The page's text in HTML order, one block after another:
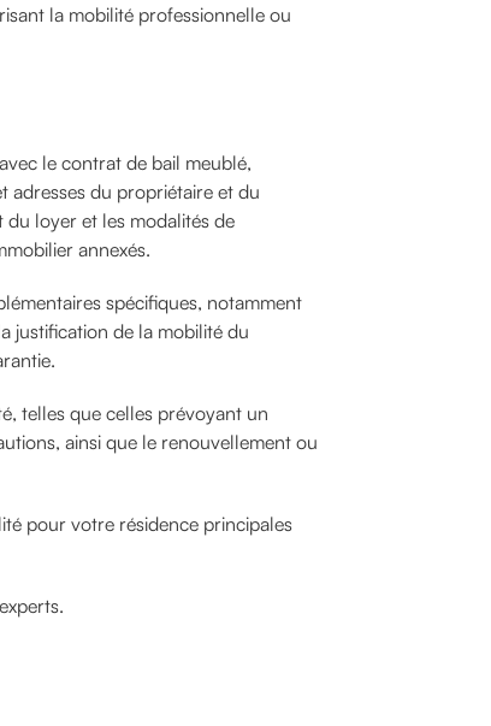
la mobilité professionnelle ou
le contrat de bail meublé,
adresses du propriétaire et du
loyer et les modalités de
annexés.
spécifiques, notamment
justification de la mobilité du
telles que celles prévoyant un
ainsi que le renouvellement ou
pour votre résidence principales